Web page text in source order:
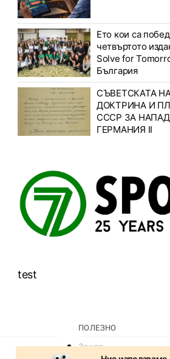
Ето кои са
четвъртото
Solve for
България
СЪВЕТСКАТА
ДОКТРИНА И
СССР ЗА
ГЕРМАНИЯ II
test
ПОЛЕЗНО
За нас